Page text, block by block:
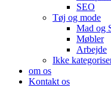
SEO
Tøj og mode
Mad og
Møbler
Arbejde
Ikke
om os
Kontakt os